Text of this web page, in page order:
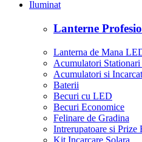
Iluminat
Lanterne
Lanterna de Mana
Acumulatori Stationari
Acumulatori si
Baterii
Becuri cu LED
Becuri Economice
Felinare de Gradina
Intrerupatoare si Prize
Kit Incarcare Solara